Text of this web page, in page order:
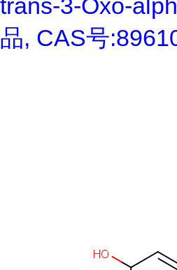
trans-3-Oxo-
品, CAS号